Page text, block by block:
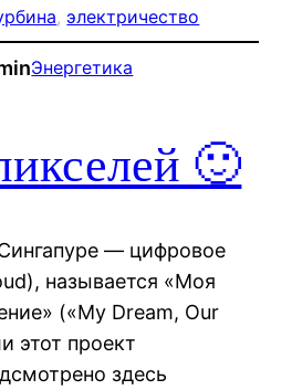
, электричество
Энергетика
🙂
— цифровое
называется «Моя
(«My Dream, Our
этот проект
здесь